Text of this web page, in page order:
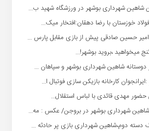
شاهین شهردارى بوشهر در ورزشگاه شهید ب...
فولاد خوزستان با رضا دهقان:افتخار میک...
حسین صادقی پیش از بازی مقابل پارس ...
میخواهید ،بروید بوشهر!...
دوستانه شاهین شهردارى بوشهر و سپاهان ...
کارخانه بازیکن سازی فوتبال ا...
حضور مهدی قائدی با لباس استقلال...
شاهین شهرداری بوشهر در بروجن/ عکس : مه...
دسته دوم،شاهین شهرداری بازی پر حادثه ...